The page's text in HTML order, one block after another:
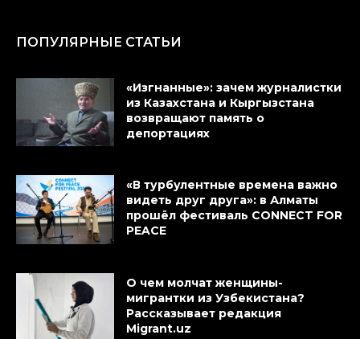
ПОПУЛЯРНЫЕ СТАТЬИ
«Изгнанные»: зачем журналистки
из Казахстана и Кыргызстана
возвращают память о
депортациях
«В турбулентные времена важно
видеть друг друга»: в Алматы
прошёл фестиваль CONNECT FOR
PEACE
О чем молчат женщины-
мигрантки из Узбекистана?
Рассказывает редакция
Migrant.uz